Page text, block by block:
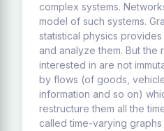
complex systems.
model of such systems.
statistical physics
and analyze them. But the
interested in are not
by flows (of goods,
information and so on)
restructure them all the
called time-varying